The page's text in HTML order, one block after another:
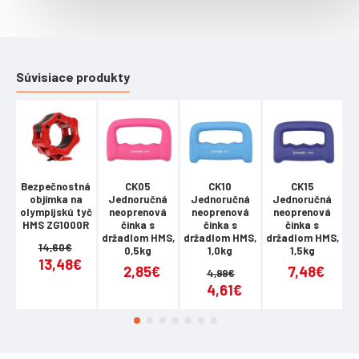
Súvisiace produkty
Bezpečnostná
objímka na
olympijskú tyč
HMS ZG1000R
13,48€
14,60€
CK05
Jednoručná
neoprenová
činka s
držadlom HMS,
0,5kg
2,85€
CK10
Jednoručná
neoprenová
činka s
držadlom HMS,
1,0kg
4,61€
4,99€
CK15
Jednoručná
neoprenová
činka s
držadlom HMS,
1,5kg
7,48€